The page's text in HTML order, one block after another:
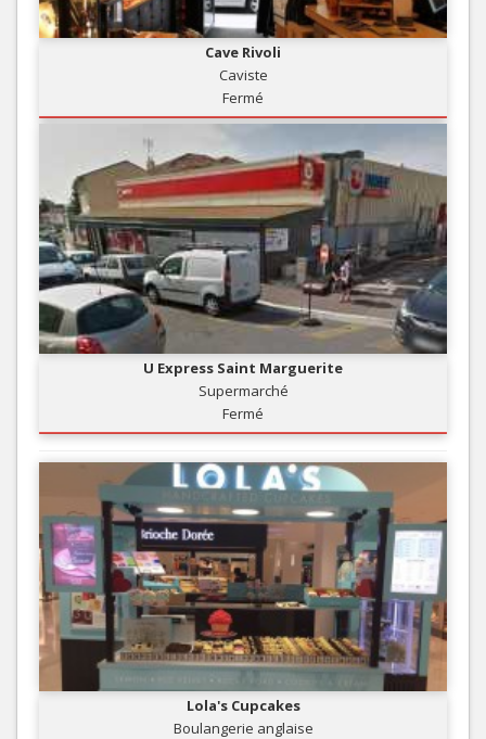
Cave Rivoli
Caviste
Fermé
U Express Saint Marguerite
Supermarché
Fermé
Lola's Cupcakes
Boulangerie anglaise